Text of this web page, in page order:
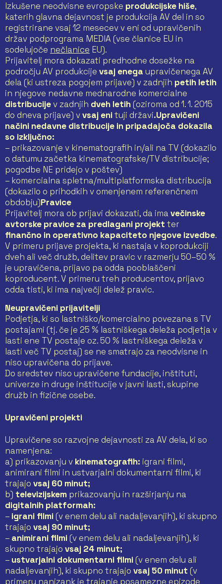
Izkušene neodvisne evropske produkcijske hiše,
katerih glavna dejavnost je produkcija AV del in so
registrirane vsaj 12 mesecev v eni od upravičenih
držav podprograma MEDIA (vse članice EU in
sodelujoče nečlanice EU).
Prijavitelj mora dokazati predhodne dosežke na
področju AV produkcije vsaj enega upravičenega AV
dela (ki ustreza pogojem prijave) v zadnjih petih letih
in njegove nedavne mednarodne komercialne
distribucijev zadnjih dveh letih (oziroma od 1. 1. 2015
do dneva prijave) vvsaj enituji državi.Upravičeni
načini nedavne distribucije in pripadajoča dokazila
so izključno:
– prikazovanje v kinematografih in/ali na TV (dokazilo
o datumu začetka kinematografske/TV distribucije;
pogodbe NE pridejo v poštev)
– komercialna spletna/multiplatformska distribucija
(dokazilo o prihodkih v omenjenem referenčnem
obdobju)Pravice
Prijavitelj mora ob prijavi dokazati, da imavečinske
avtorske pravice za predlagani projekt ter
finančno in operativno kapaciteto njegove izvedbe.
V primeru prijave projekta, ki nastaja v koprodukciji
dveh ali več družb, delitev pravic v razmerju 50–50 %
je upravičena, prijavo pa odda pooblaščeni
koproducent. V primeru treh producentov, prijavo
odda tisti, ki ima največji delež pravic.
Neupravičeni prijavitelji
Podjetja, ki so lastniško/komercialno povezana s TV
postajami (tj. če je 25 % lastniškega deleža podjetja v
lasti ene TV postaje oz. 50 % lastniškega deleža v
lasti več TV postaj) se ne smatrajo za neodvisne in
niso upravičena do prijave.
Do sredstev niso upravičene fundacije, inštituti,
univerze in druge inštitucije v javni lasti, skupine
družb in fizične osebe.
Upravičeni projekti
Upravičene so razvojne dejavnosti za AV dela, ki so
namenjena:
a) prikazovanju v kinematografih: igrani filmi,
animirani filmi in ustvarjalni dokumentarni filmi, ki
trajajo vsaj 60 minut;
b) televizijskem prikazovanju in razširjanju na
digitalnih platformah:
– igrani filmi (v enem delu ali nadaljevanjih), ki skupno
trajajo vsaj 90 minut;
– animirani filmi (v enem delu ali nadaljevanjih), ki
skupno trajajo vsaj 24 minut;
– ustvarjalni dokumentarni filmi (v enem delu ali
nadaljevanjih), ki skupno trajajo vsaj 50 minut (v
primeru nanizank je trajanje posamezne epizode